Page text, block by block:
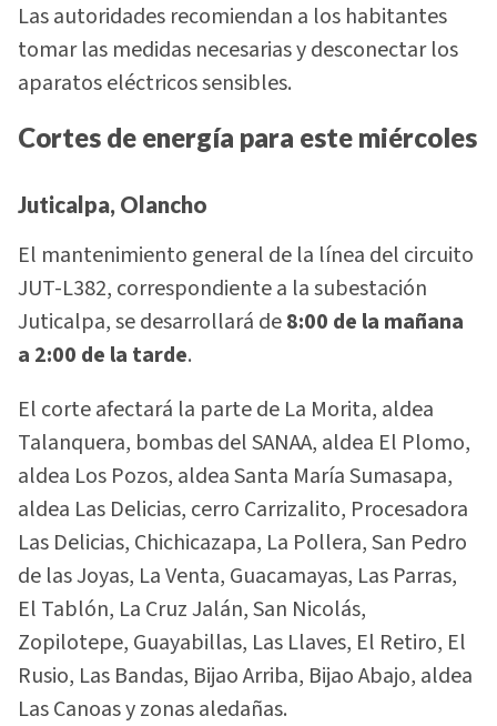
Las autoridades recomiendan a los habitantes
tomar las medidas necesarias y desconectar los
aparatos eléctricos sensibles.
Cortes de energía para este miércoles
Juticalpa, Olancho
El mantenimiento general de la línea del circuito
JUT-L382, correspondiente a la subestación
Juticalpa, se desarrollará de8:00 de la mañana
a 2:00 de la tarde.
El corte afectará la parte de La Morita, aldea
Talanquera, bombas del SANAA, aldea El Plomo,
aldea Los Pozos, aldea Santa María Sumasapa,
aldea Las Delicias, cerro Carrizalito, Procesadora
Las Delicias, Chichicazapa, La Pollera, San Pedro
de las Joyas, La Venta, Guacamayas, Las Parras,
El Tablón, La Cruz Jalán, San Nicolás,
Zopilotepe, Guayabillas, Las Llaves, El Retiro, El
Rusio, Las Bandas, Bijao Arriba, Bijao Abajo, aldea
Las Canoas y zonas aledañas.